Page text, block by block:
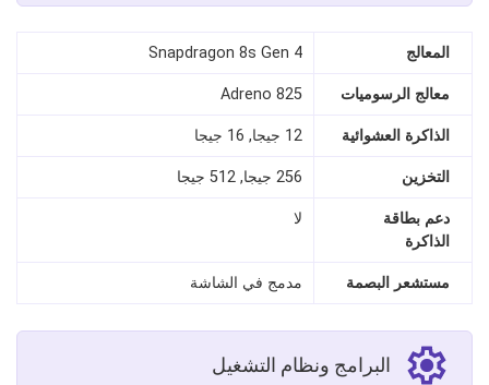
المعالج Snapdragon 8s Gen 4
معالج الرسوميات Adreno 825
الذاكرة العشوائية 12 جيجا, 16 جيجا
التخزين 256 جيجا, 512 جيجا
دعم بطاقة
الذاكرة
لا
مستشعر البصمة مدمج في الشاشة
البرامج ونظام التشغيل